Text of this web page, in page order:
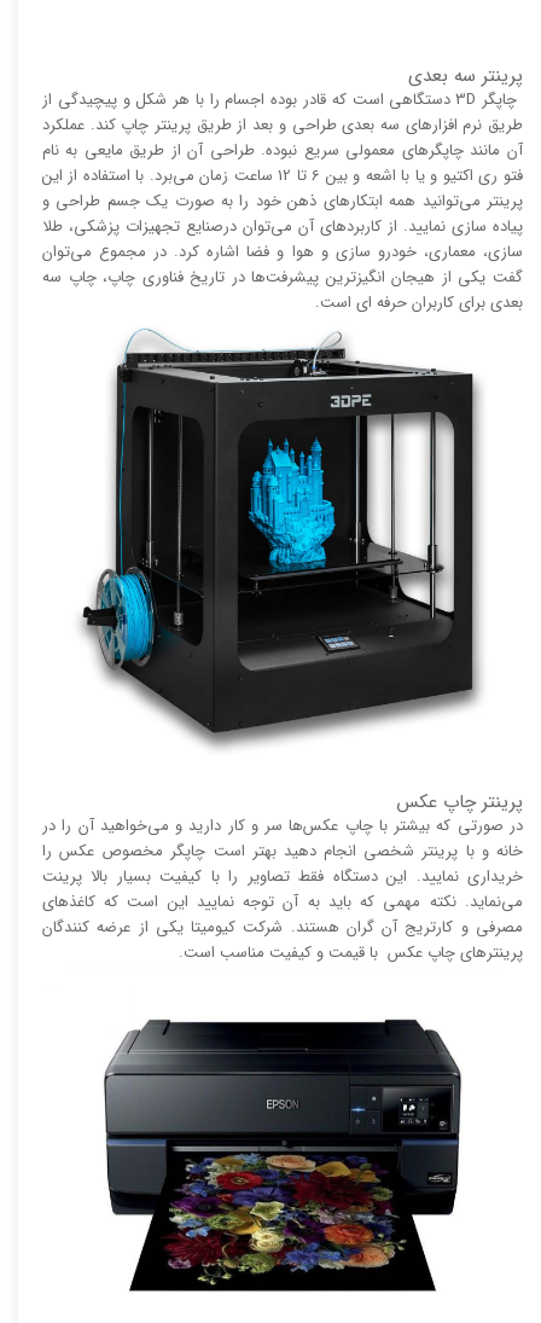
پرینتر سه بعدی
چاپگر 3D دستگاهی است که قادر بوده اجسام را با هر شکل و پیچیدگی از
طریق نرم افزار‌های سه بعدی طراحی و بعد از طریق پرینتر چاپ کند. عملکرد
آن مانند چاپگر‌های معمولی سریع نبوده. طراحی آن از طریق مایعی به نام
فتو ری اکتیو و یا با اشعه و بین 6 تا 12 ساعت زمان می‌برد. با استفاده از این
پرینتر می‌توانید همه ابتکار‌های ذهن خود را به صورت یک جسم طراحی و
پیاده سازی نمایید. از کاربرد‌های آن می‌توان درصنایع تجهیزات پزشکی، طلا
سازی، معماری، خودرو سازی و هوا و فضا اشاره کرد. در مجموع می‌توان
گفت یکی از هیجان انگیز‌‌ترین پیشرفت‌ها در تاریخ فناوری چاپ، چاپ سه
بعدی برای کاربران حرفه ای است.
پرینتر چاپ عکس
در صورتی که بیشتر با چاپ عکس‌ها سر و کار دارید و می‌خواهید آن را در
خانه و با پرینتر شخصی انجام دهید بهتر است چاپگر مخصوص عکس را
خریداری نمایید. این دستگاه فقط تصاویر را با کیفیت بسیار بالا پرینت
می‌نماید. نکته مهمی که باید به آن توجه نمایید این است که کاغذ‌های
مصرفی و کارتریج آن گران هستند. شرکت کیومیتا یکی از عرضه کنندگان
پرینتر‌های چاپ عکس با قیمت و کیفیت مناسب است.